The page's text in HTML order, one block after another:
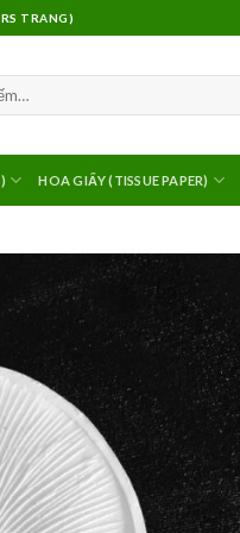
TRANG)
HOA GIẤY (TISSUE PAPER)